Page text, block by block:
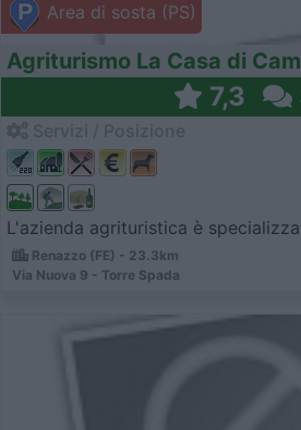
Area di sosta (PS)
Agriturismo La Casa di
7,3
L'azienda agrituristica è
Renazzo (FE) - 23.3km
Via Nuova 9 - Torre Spada